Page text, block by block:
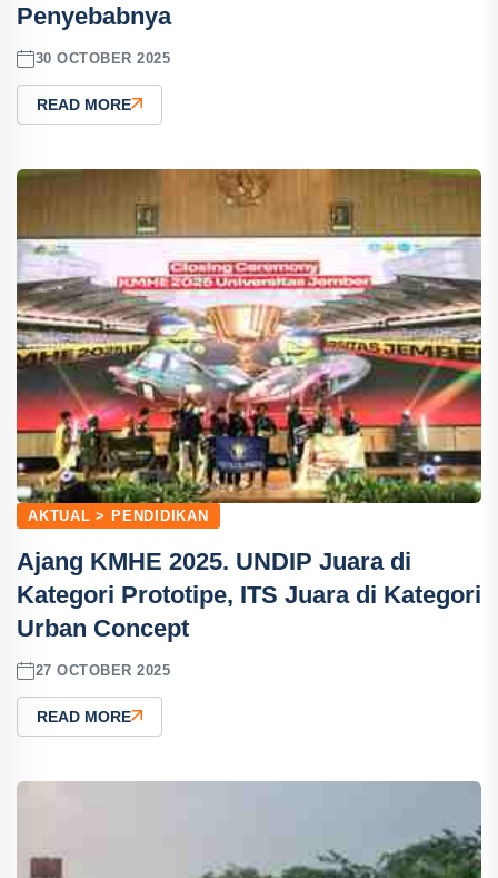
Penyebabnya
30 OCTOBER 2025
READ MORE
AKTUAL > PENDIDIKAN
Ajang KMHE 2025. UNDIP Juara di
Kategori Prototipe, ITS Juara di Kategori
Urban Concept
27 OCTOBER 2025
READ MORE